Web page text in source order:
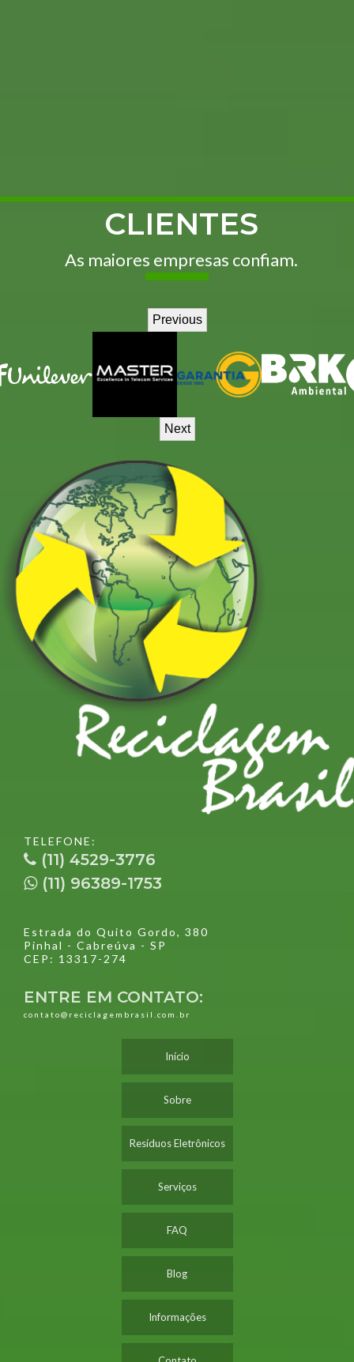
CLIENTES
As maiores empresas confiam.
Previous
Next
TELEFONE:
(11) 4529-3776
(11) 96389-1753
Estrada do Quito Gordo, 380
Pinhal - Cabreúva - SP
CEP: 13317-274
ENTRE EM CONTATO:
contato@reciclagembrasil.com.br
Início
Sobre
Resíduos Eletrônicos
Serviços
FAQ
Blog
Informações